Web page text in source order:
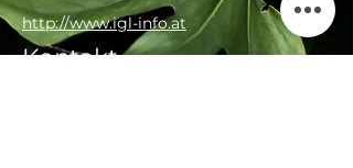
http://www.igl-info.at
Kontakt